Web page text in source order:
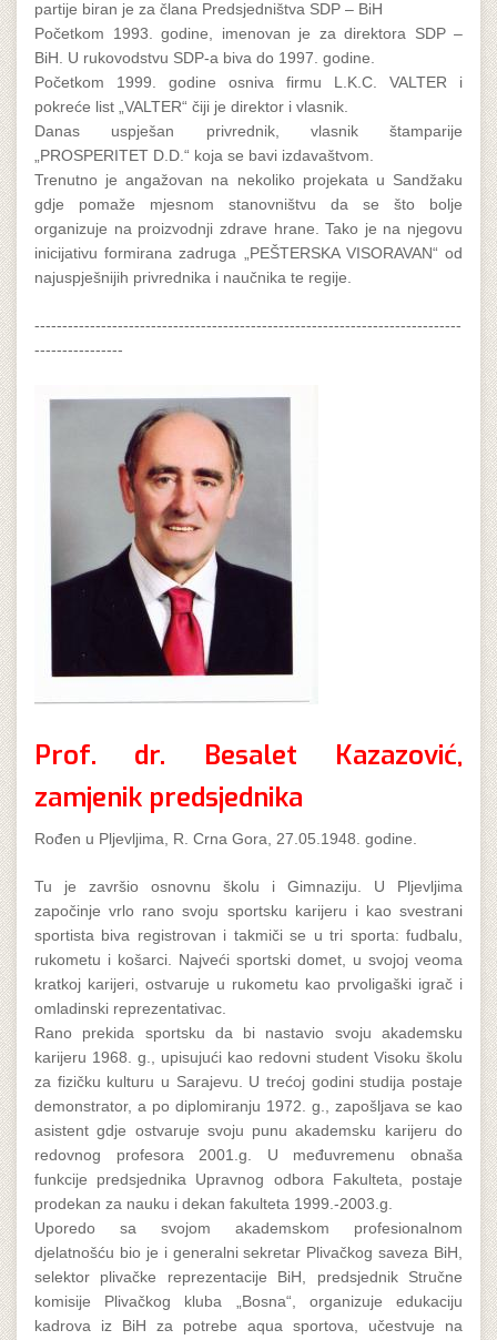
partije biran je za člana Predsjedništva SDP – BiH
Početkom 1993. godine, imenovan je za direktora SDP –
BiH. U rukovodstvu SDP-a biva do 1997. godine.
Početkom 1999. godine osniva firmu L.K.C. VALTER i
pokreće list „VALTER“ čiji je direktor i vlasnik.
Danas uspješan privrednik, vlasnik štamparije
„PROSPERITET D.D.“ koja se bavi izdavaštvom.
Trenutno je angažovan na nekoliko projekata u Sandžaku
gdje pomaže mjesnom stanovništvu da se što bolje
organizuje na proizvodnji zdrave hrane. Tako je na njegovu
inicijativu formirana zadruga „PEŠTERSKA VISORAVAN“ od
najuspješnijih privrednika i naučnika te regije.
-----------------------------------------------------------------------------
----------------
Prof. dr. Besalet Kazazović,
zamjenik predsjednika
Rođen u Pljevljima, R. Crna Gora, 27.05.1948. godine.
Tu je završio osnovnu školu i Gimnaziju. U Pljevljima
započinje vrlo rano svoju sportsku karijeru i kao svestrani
sportista biva registrovan i takmiči se u tri sporta: fudbalu,
rukometu i košarci. Najveći sportski domet, u svojoj veoma
kratkoj karijeri, ostvaruje u rukometu kao prvoligaški igrač i
omladinski reprezentativac.
Rano prekida sportsku da bi nastavio svoju akademsku
karijeru 1968. g., upisujući kao redovni student Visoku školu
za fizičku kulturu u Sarajevu. U trećoj godini studija postaje
demonstrator, a po diplomiranju 1972. g., zapošljava se kao
asistent gdje ostvaruje svoju punu akademsku karijeru do
redovnog profesora 2001.g. U međuvremenu obnaša
funkcije predsjednika Upravnog odbora Fakulteta, postaje
prodekan za nauku i dekan fakulteta 1999.-2003.g.
Uporedo sa svojom akademskom profesionalnom
djelatnošću bio je i generalni sekretar Plivačkog saveza BiH,
selektor plivačke reprezentacije BiH, predsjednik Stručne
komisije Plivačkog kluba „Bosna“, organizuje edukaciju
kadrova iz BiH za potrebe aqua sportova, učestvuje na